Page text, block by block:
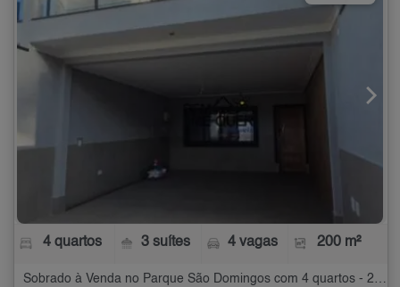
4 quartos 3 suítes 4 vagas 200 m²